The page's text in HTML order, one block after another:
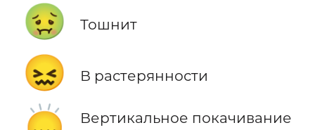
🤢 Тошнит
😖 В растерянности
Вертикальное покачивание